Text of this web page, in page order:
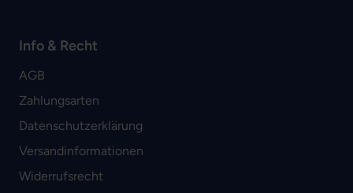
Info & Recht
AGB
Zahlungsarten
Datenschutzerklärung
Versandinformationen
Widerrufsrecht